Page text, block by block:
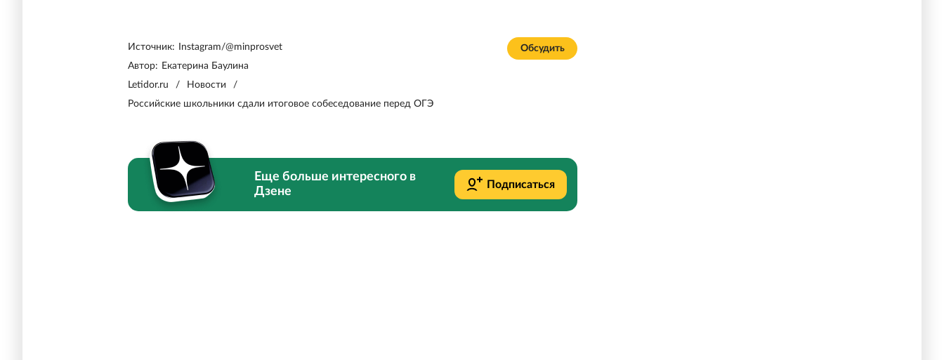
Обсудить
Источник:
Instagram/@minprosvet
Автор: Екатерина Баулина
Letidor.ru
/ Новости
/
Российские школьники сдали итоговое собеседование перед ОГЭ
Еще больше интересного в
Дзене
Подписаться